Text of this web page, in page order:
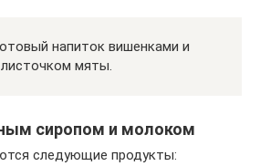
напиток вишенками и
листочком мяты.
сиропом и молоком
следующие продукты: